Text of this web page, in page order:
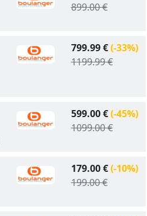
899.00 €
799.99 €(-33%)
1199.99 €
599.00 €(-45%)
1099.00 €
179.00 €(-10%)
199.00 €